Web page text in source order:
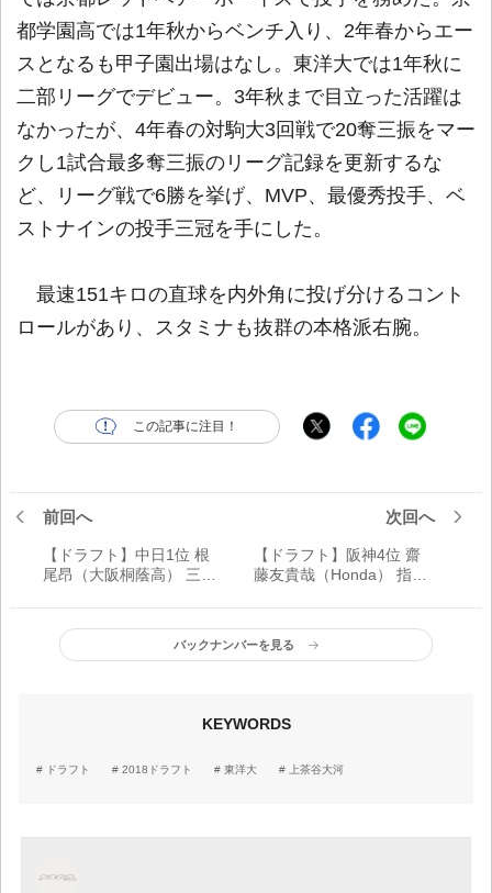
都学園高では1年秋からベンチ入り、2年春からエー
スとなるも甲子園出場はなし。東洋大では1年秋に
二部リーグでデビュー。3年秋まで目立った活躍は
なかったが、4年春の対駒大3回戦で20奪三振をマー
クし1試合最多奪三振のリーグ記録を更新するな
ど、リーグ戦で6勝を挙げ、MVP、最優秀投手、ベ
ストナインの投手三冠を手にした。
最速151キロの直球を内外角に投げ分けるコント
ロールがあり、スタミナも抜群の本格派右腕。
この記事に注目！
前回へ
【ドラフト】中日1位 根
尾昂（大阪桐蔭高） 三刀
校No.1野手”／プロ野球ド
ラフト会議
次回へ
【ドラフト】阪神4位 齋
藤友貴哉（Honda） 指名
長した153キロ右腕／プロ
野球ドラフト会議
バックナンバーを見る
KEYWORDS
ドラフト 2018ドラフト 東洋大 上茶谷大河